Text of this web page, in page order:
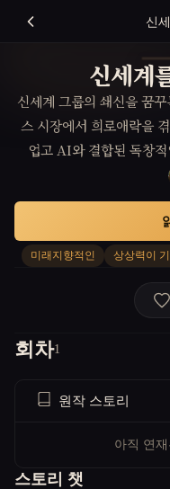
신
신세계
신세계 그룹의 쇄신을 꿈
스 시장에서 희로애락을
업고 AI와 결합된 독창
미래지향적인 상상력이
회차1
원작 스토리
아직 연
스토리 챗